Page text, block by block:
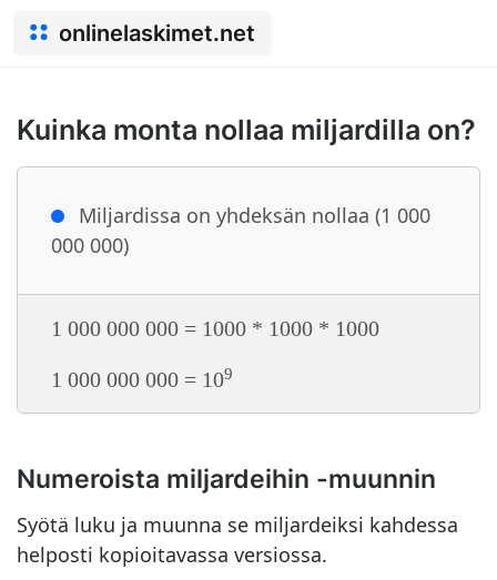
onlinelaskimet.net
Kuinka monta nollaa miljardilla on?
Miljardissa on yhdeksän nollaa (1 000
000 000)
1 000 000 000 = 1000 * 1000 * 1000
1 000 000 000 = 109
Numeroista miljardeihin -muunnin
Syötä luku ja muunna se miljardeiksi kahdessa
helposti kopioitavassa versiossa.